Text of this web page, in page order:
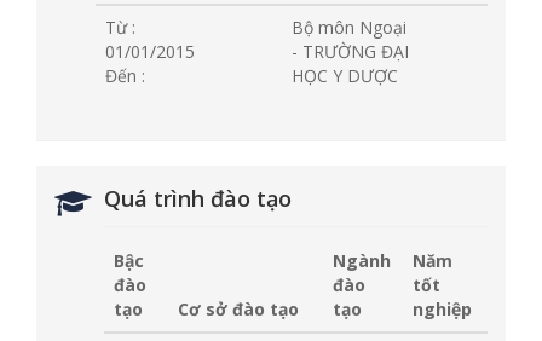
Từ :
01/01/2015
Đến :
Bộ môn Ngoại
- TRƯỜNG ĐẠI
HỌC Y DƯỢC
Quá trình đào tạo
Bậc
đào
tạo
Cơ sở đào tạo
Ngành
đào
tạo
Năm
tốt
nghiệp